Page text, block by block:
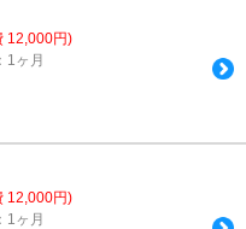
12,000円)
1ヶ月
12,000円)
1ヶ月